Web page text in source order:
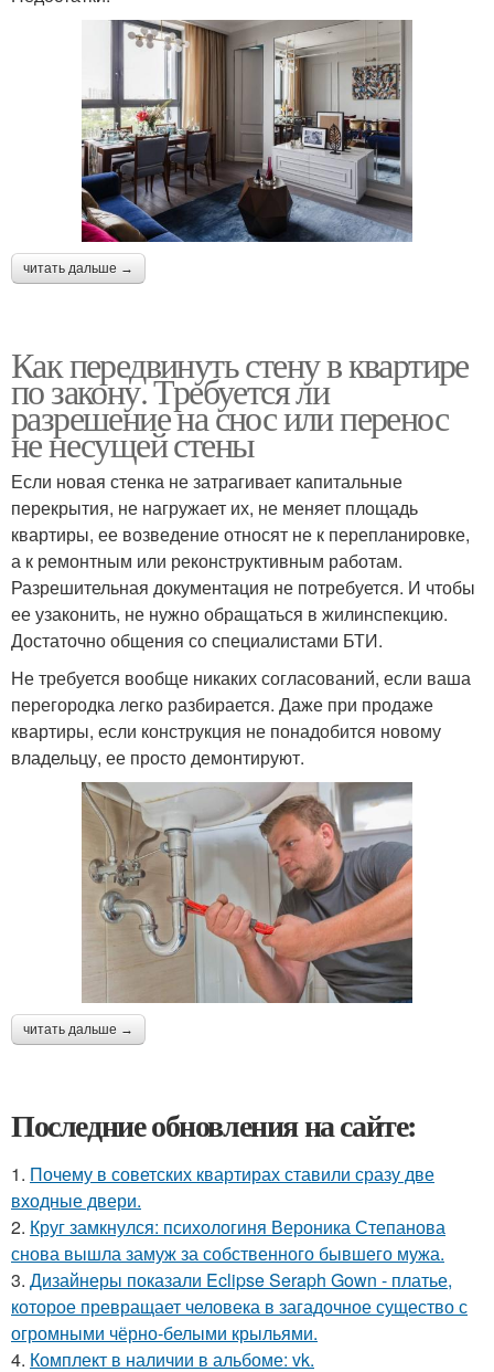
читать дальше →
Как передвинуть стену в квартире
по закону. Требуется ли
разрешение на снос или перенос
не несущей стены
Если новая стенка не затрагивает капитальные
перекрытия, не нагружает их, не меняет площадь
квартиры, ее возведение относят не к перепланировке,
а к ремонтным или реконструктивным работам.
Разрешительная документация не потребуется. И чтобы
ее узаконить, не нужно обращаться в жилинспекцию.
Достаточно общения со специалистами БТИ.
Не требуется вообще никаких согласований, если ваша
перегородка легко разбирается. Даже при продаже
квартиры, если конструкция не понадобится новому
владельцу, ее просто демонтируют.
читать дальше →
Последние обновления на сайте:
1. Почему в советских квартирах ставили сразу две
входные двери.
2. Круг замкнулся: психологиня Вероника Степанова
снова вышла замуж за собственного бывшего мужа.
3. Дизайнеры показали Eclipse Seraph Gown - платье,
которое превращает человека в загадочное существо с
огромными чёрно-белыми крыльями.
4. Комплект в наличии в альбоме: vk.